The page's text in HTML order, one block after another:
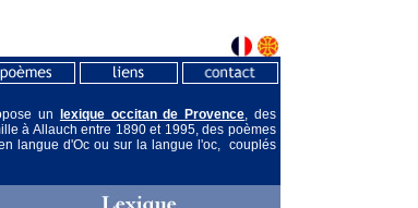
un lexique occitan de Provence, des
à Allauch entre 1890 et 1995, des poèmes
langue d'Oc ou sur la langue l'oc, couplés